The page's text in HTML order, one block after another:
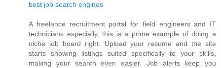
best job search engines
A freelance recruitment portal for field engineers and IT
technicians especially, this is a prime example of doing a
niche job board right. Upload your resume and the site
starts showing listings suited specifically to your skills,
making your search even easier. Job alerts keep you